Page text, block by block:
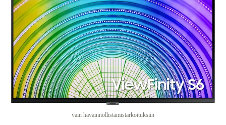
vain havainnollistamistarkoituksiin